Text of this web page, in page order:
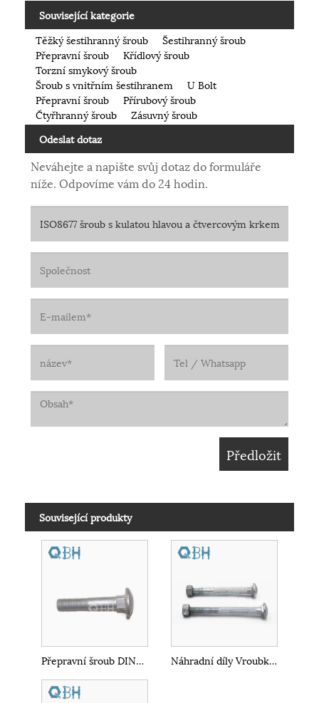
Související kategorie
Těžký šestihranný šroub
Šestihranný šroub
Přepravní šroub
Křídlový šroub
Torzní smykový šroub
Šroub s vnitřním šestihranem
U Bolt
Přepravní šroub
Přírubový šroub
Čtyřhranný šroub
Zásuvný šroub
Odeslat dotaz
Neváhejte a napište svůj dotaz do formuláře
níže. Odpovíme vám do 24 hodin.
Související produkty
Přepravní šroub DIN603 Náhradní díly Vroubkovaný šroub s dvojitou ocelovou konstrukcí s kulatou hlavou